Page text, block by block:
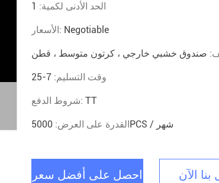
الحد الأدنى لكمية: 1
الأسعار: Negotiable
وقت التسليم: 7-25
شروط الدفع: TT
القدرة على العرض: 5000PCS / شهر
احصل على أفضل سعر الآن